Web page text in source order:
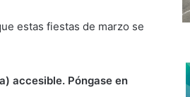
estas fiestas de marzo se
accesible. Póngase en